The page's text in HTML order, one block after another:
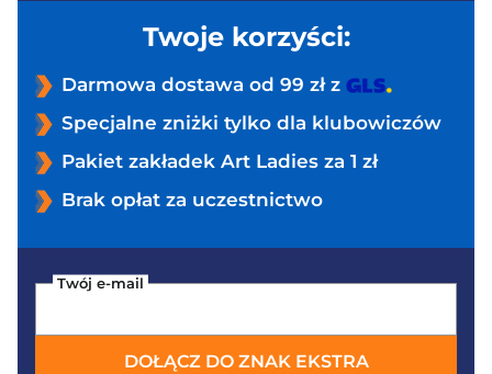
Twoje korzyści:
Darmowa dostawa od 99 zł z
Specjalne zniżki tylko dla klubowiczów
Pakiet zakładek Art Ladies za 1 zł
Brak opłat za uczestnictwo
Twój e-mail
DOŁĄCZ DO ZNAK EKSTRA